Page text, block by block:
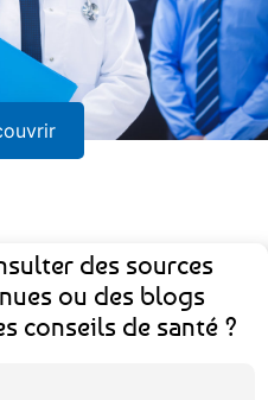
des sources
ou des blogs
conseils de santé ?